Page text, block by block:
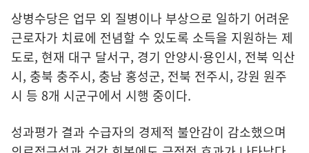
상병수당은 업무 외 질병이나 부상으로 일하기 어려운
근로자가 치료에 전념할 수 있도록 소득을 지원하는 제
도로, 현재 대구 달서구, 경기 안양시·용인시, 전북 익산
시, 충북 충주시, 충남 홍성군, 전북 전주시, 강원 원주
시 등 8개 시군구에서 시행 중이다.
성과평가 결과 수급자의 경제적 불안감이 감소했으며